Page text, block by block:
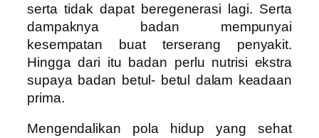
serta tidak dapat beregenerasi lagi. Serta
dampaknya badan mempunyai
kesempatan buat terserang penyakit.
Hingga dari itu badan perlu nutrisi ekstra
supaya badan betul- betul dalam keadaan
prima.
Mengendalikan pola hidup yang sehat